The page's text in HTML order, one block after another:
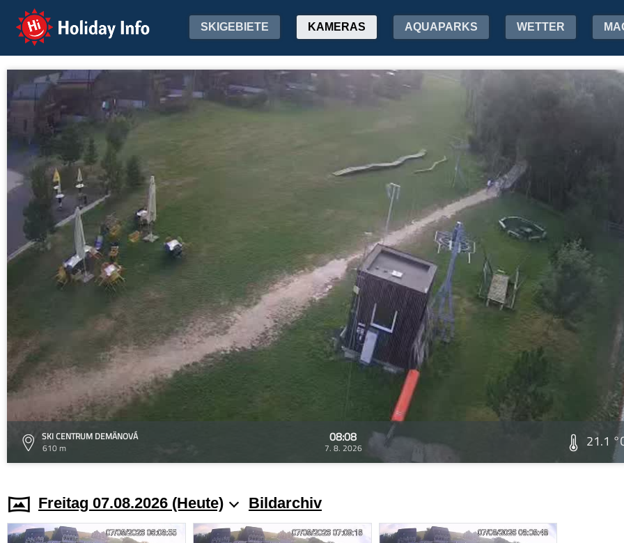
Holiday Info SKIGEBIETE KAMERAS AQUAPARKS WETTER
SKI CENTRUM DEMÄNOVÁ
610 m
08:08
7. 8. 2026 21.1
Freitag 07.08.2026 (Heute) Bildarchiv